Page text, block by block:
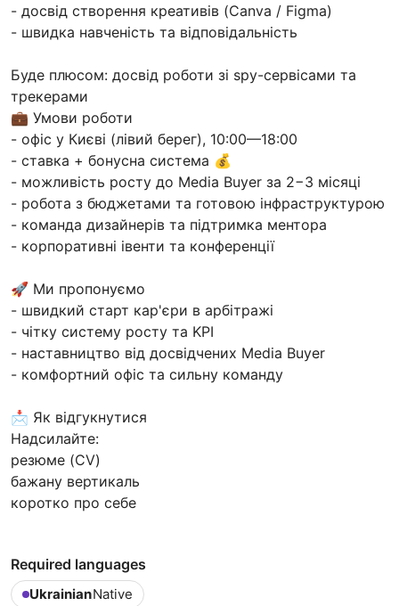
- досвід створення креативів (Canva / Figma)
- швидка навченість та відповідальність
Буде плюсом: досвід роботи зі spy-сервісами та
трекерами
💼 Умови роботи
- офіс у Києві (лівий берег), 10:00—18:00
- ставка + бонусна система 💰
- можливість росту до Media Buyer за 2−3 місяці
- робота з бюджетами та готовою інфраструктурою
- команда дизайнерів та підтримка ментора
- корпоративні івенти та конференції
🚀 Ми пропонуємо
- швидкий старт кар'єри в арбітражі
- чітку систему росту та KPI
- наставництво від досвідчених Media Buyer
- комфортний офіс та сильну команду
📩 Як відгукнутися
Надсилайте:
резюме (CV)
бажану вертикаль
коротко про себе
Required languages
UkrainianNative